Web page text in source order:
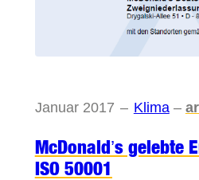
Januar 2017 – Klima–
McDonald’s gelebte
ISO 50001